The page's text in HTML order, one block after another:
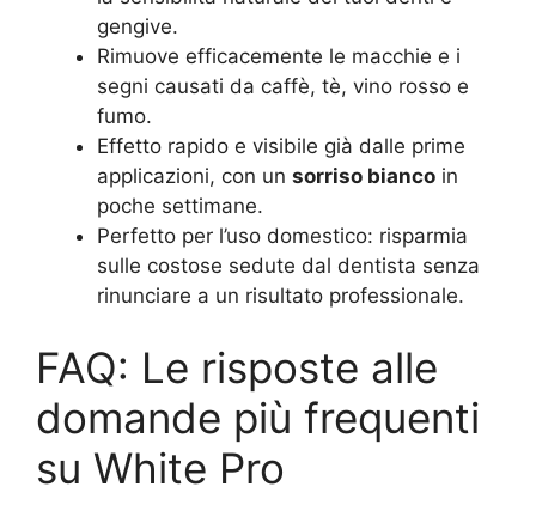
gengive.
Rimuove efficacemente le macchie e i
segni causati da caffè, tè, vino rosso e
fumo.
Effetto rapido e visibile già dalle prime
applicazioni, con un sorriso bianco in
poche settimane.
Perfetto per l’uso domestico: risparmia
sulle costose sedute dal dentista senza
rinunciare a un risultato professionale.
FAQ: Le risposte alle
domande più frequenti
su White Pro